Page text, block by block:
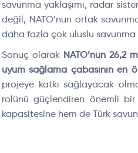
savunma yaklaşımı, radar
değil, NATO’nun ortak
daha fazla çok uluslu
Sonuç olarakNATO’nun 26,2
uyum sağlama çabasının en
projeye katkı sağlayacak
rolünü güçlendiren önemli
kapasitesine hem de Türk